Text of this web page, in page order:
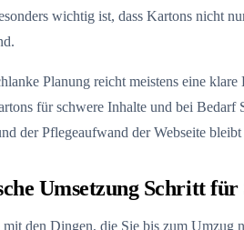
wichtig ist, dass Kartons nicht
Planung reicht meistens eine
für schwere Inhalte und bei
der Pflegeaufwand der Webseite
Umsetzung Schritt
mit den Dingen, die Sie bis zum